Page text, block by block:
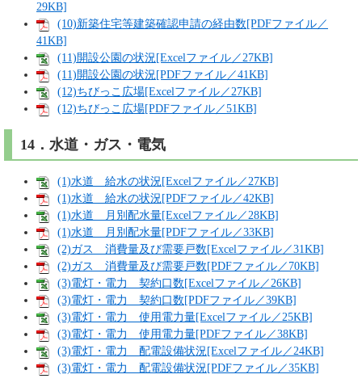
29KB]
(10)新築住宅等建築確認申請の経由数[PDFファイル／
41KB]
(11)開設公園の状況[Excelファイル／27KB]
(11)開設公園の状況[PDFファイル／41KB]
(12)ちびっこ広場[Excelファイル／27KB]
(12)ちびっこ広場[PDFファイル／51KB]
14．水道・ガス・電気
(1)水道 給水の状況[Excelファイル／27KB]
(1)水道 給水の状況[PDFファイル／42KB]
(1)水道 月別配水量[Excelファイル／28KB]
(1)水道 月別配水量[PDFファイル／33KB]
(2)ガス 消費量及び需要戸数[Excelファイル／31KB]
(2)ガス 消費量及び需要戸数[PDFファイル／70KB]
(3)電灯・電力 契約口数[Excelファイル／26KB]
(3)電灯・電力 契約口数[PDFファイル／39KB]
(3)電灯・電力 使用電力量[Excelファイル／25KB]
(3)電灯・電力 使用電力量[PDFファイル／38KB]
(3)電灯・電力 配電設備状況[Excelファイル／24KB]
(3)電灯・電力 配電設備状況[PDFファイル／35KB]